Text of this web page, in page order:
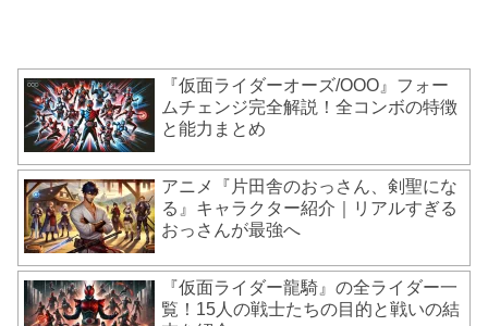
『仮面ライダーオーズ/OOO』フォー
ムチェンジ完全解説！全コンボの特徴
と能力まとめ
アニメ『片田舎のおっさん、剣聖にな
る』キャラクター紹介｜リアルすぎる
おっさんが最強へ
『仮面ライダー龍騎』の全ライダー一
覧！15人の戦士たちの目的と戦いの結